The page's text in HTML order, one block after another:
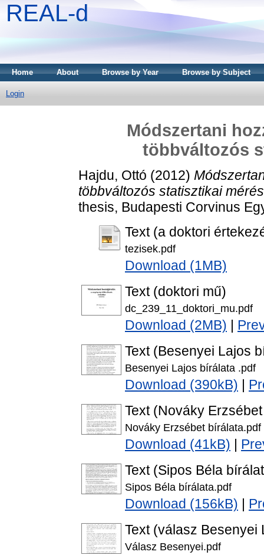
REAL-d
Home About Browse by Year Browse by Subject
Login
Módszertani
többváltozós
Hajdu, Ottó (2012)
többváltozós statisztikai
thesis, Budapesti Corvinus
Text (a doktori
tezisek.pdf
Download (1MB)
Text (doktori mű)
dc_239_11_doktori_mu.pdf
Download (2MB)
Text (Besenyei Lajos
Besenyei Lajos bírálata .pdf
Download (390kB)
Text (Nováky
Nováky Erzsébet bírálata.pdf
Download (41kB)
Text (Sipos Béla
Sipos Béla bírálata.pdf
Download (156kB)
Text (válasz Besenyei
Válasz Besenyei.pdf